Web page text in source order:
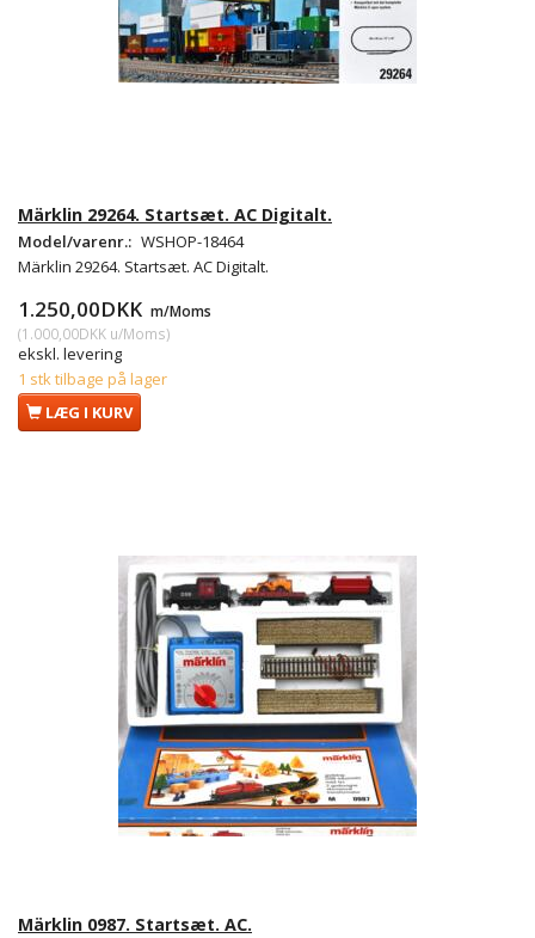
Märklin 29264. Startsæt. AC Digitalt.
Model/varenr.: WSHOP-18464
Märklin 29264. Startsæt. AC Digitalt.
1.250,00DKK m/Moms
(1.000,00DKK u/Moms)
ekskl. levering
1 stk tilbage på lager
LÆG I KURV
Märklin 0987. Startsæt. AC.